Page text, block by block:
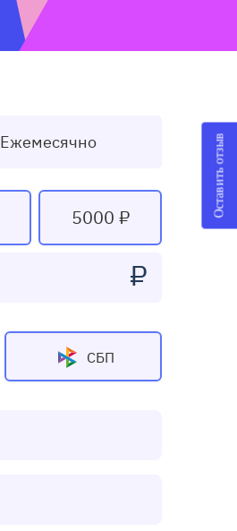
Ежемесячно
5000 ₽
₽
СБП
Оставить отзыв